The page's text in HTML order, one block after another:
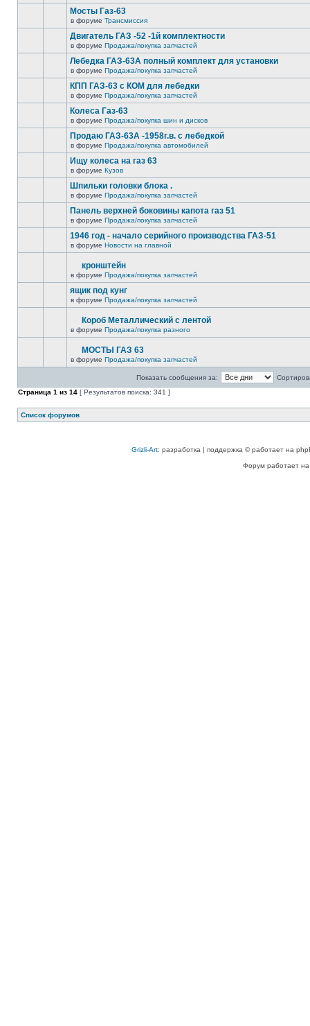
Мосты Газ-63
в форуме Трансмиссия
Двигатель ГАЗ -52 -1й комплектности
в форуме Продажа/покупка запчастей
Лебедка ГАЗ-63А полный комплект для установки
в форуме Продажа/покупка запчастей
КПП ГАЗ-63 с КОМ для лебедки
в форуме Продажа/покупка запчастей
Колеса Газ-63
в форуме Продажа/покупка шин и дисков
Продаю ГАЗ-63А -1958г.в. с лебедкой
в форуме Продажа/покупка автомобилей
Ищу колеса на газ 63
в форуме Кузов
Шпильки головки блока .
в форуме Продажа/покупка запчастей
Панель верхней боковины капота газ 51
в форуме Продажа/покупка запчастей
1946 год - начало серийного производства ГАЗ-51
в форуме Новости на главной
кронштейн
в форуме Продажа/покупка запчастей
ящик под кунг
в форуме Продажа/покупка запчастей
Короб Металлический с лентой
в форуме Продажа/покупка разного
МОСТЫ ГАЗ 63
в форуме Продажа/покупка запчастей
Показать сообщения за:
Страница 1 из 14 [ Результатов поиска: 341 ]
Список форумов
Grizli-Art: разработка | поддержка © работает на
Форум работает